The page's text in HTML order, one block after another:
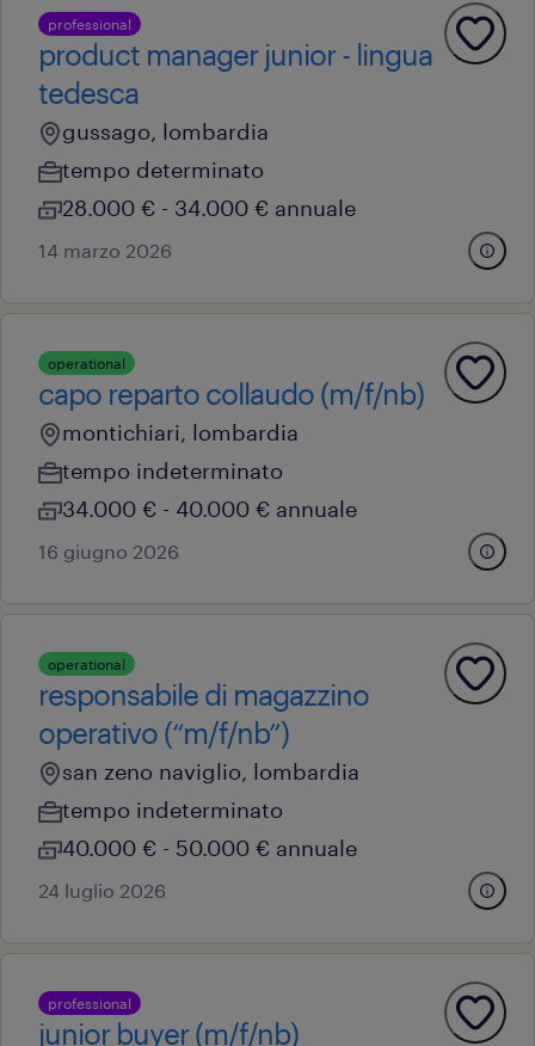
professional
product manager junior - lingua
tedesca
gussago, lombardia
tempo determinato
28.000 € - 34.000 € annuale
14 marzo 2026
operational
capo reparto collaudo (m/f/nb)
montichiari, lombardia
tempo indeterminato
34.000 € - 40.000 € annuale
16 giugno 2026
operational
responsabile di magazzino
operativo (“m/f/nb”)
san zeno naviglio, lombardia
tempo indeterminato
40.000 € - 50.000 € annuale
24 luglio 2026
professional
junior buyer (m/f/nb)